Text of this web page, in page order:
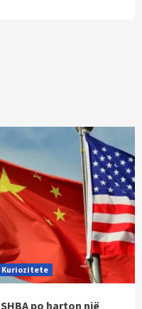
Kuriozitete
SHBA po harton një